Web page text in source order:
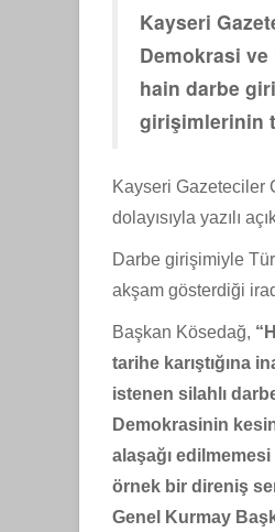
Kayseri
Demokrasi ve
hain darbe
girişimlerinin
Kayseri Gazeteciler
dolayısıyla yazılı
Darbe girişimiyle
akşam gösterdiği
Başkan Kösedağ,
tarihe karıştığına
istenen silahlı
Demokrasinin
alaşağı
örnek bir direniş
Genel Kurmay